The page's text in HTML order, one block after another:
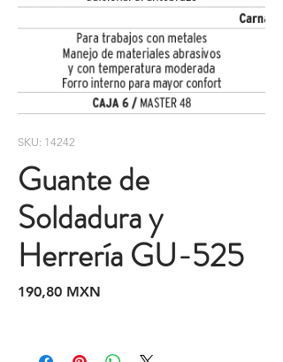
SKU: 14242
Guante de
Soldadura y
Herrería GU-525
190,80 MXN